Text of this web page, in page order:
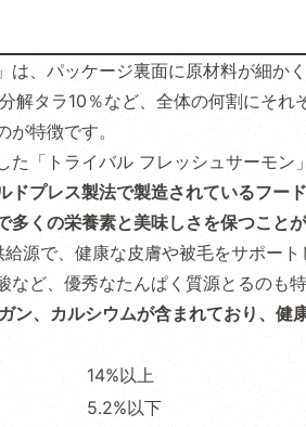
、パッケージ裏面に原材料が細か
解タラ10％など、全体の何割にそれ
特徴です。
「トライバル フレッシュサーモン」
プレス製法で製造されているフー
くの栄養素と美味しさを保つことが
源で、健康な皮膚や被毛をサポート
ど、優秀なたんぱく質源とるのも特
ン、カルシウムが含まれており、健
14%以上
5.2%以下